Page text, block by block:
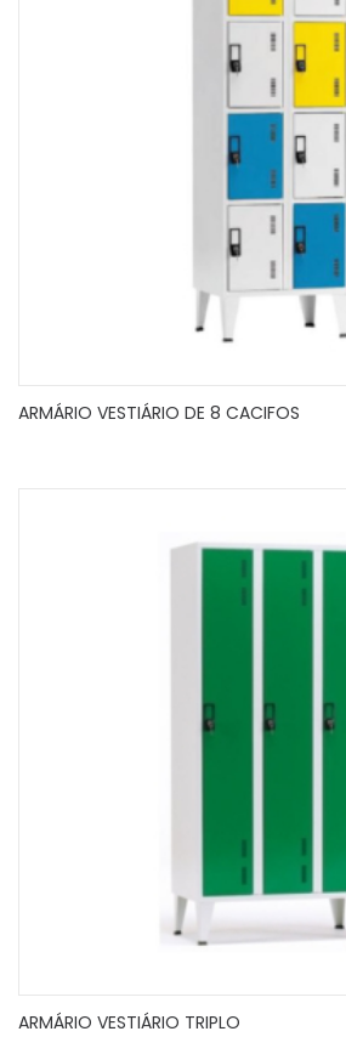
ARMÁRIO VESTIÁRIO DE 8 CACIFOS
ARMÁRIO VESTIÁRIO TRIPLO